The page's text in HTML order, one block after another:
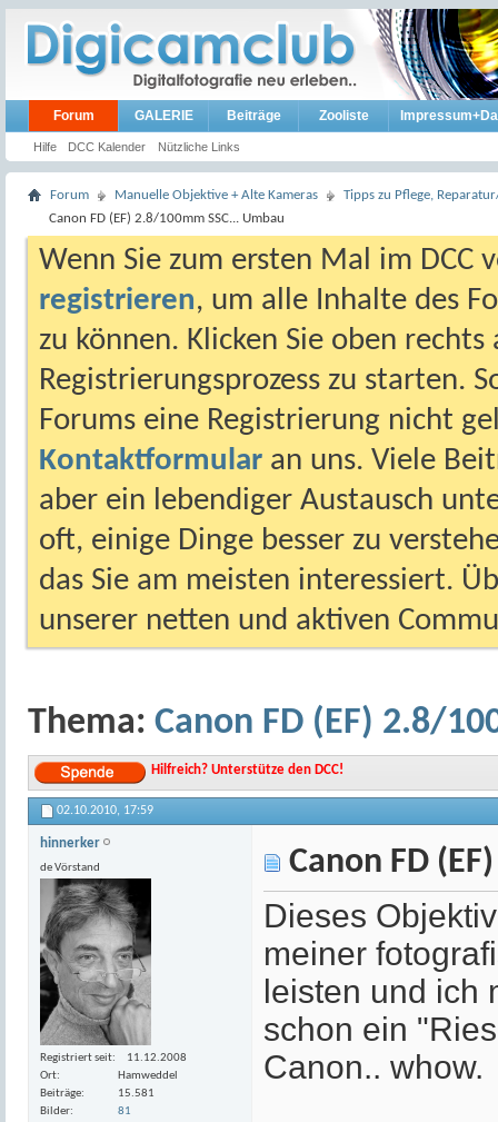
Forum
Hilfe DCC Kalender Nützliche Links
GALERIE Beiträge Zooliste
Forum Manuelle Objektive + Alte Kameras
Tipps zu Pflege,
Canon FD (EF) 2.8/100mm SSC... Umbau
Wenn Sie zum ersten Mal im DCC
registrieren, um alle Inhalte des
zu können. Klicken Sie oben
Registrierungsprozess zu starten.
Forums eine Registrierung nicht
Kontaktformular an uns. Viele
aber ein lebendiger Austausch
oft, einige Dinge besser zu
das Sie am meisten interessiert.
unserer netten und aktiven
Thema: Canon FD (EF) 2.8/
Hilfreich? Unterstütze den DCC!
02.10.2010, 17:59
hinnerker
de Vörstand
Registriert seit
11.12.2008
Ort
Hamweddel
Beiträge
15.581
Bilder
81
Canon FD
Dieses
meiner
leisten und ich
schon ein
Canon.. whow.